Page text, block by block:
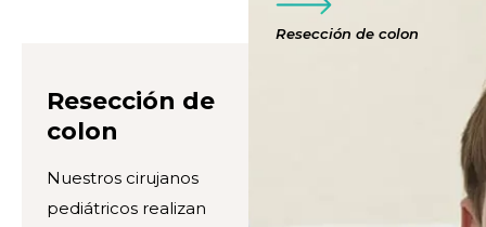
Resección de colon
Resección de
colon
Nuestros cirujanos
pediátricos realizan